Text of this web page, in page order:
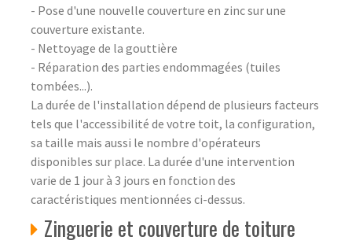
- Pose d'une nouvelle couverture en zinc sur une
couverture existante.
- Nettoyage de la gouttière
- Réparation des parties endommagées (tuiles
tombées...).
La durée de l'installation dépend de plusieurs facteurs
tels que l'accessibilité de votre toit, la configuration,
sa taille mais aussi le nombre d'opérateurs
disponibles sur place. La durée d'une intervention
varie de 1 jour à 3 jours en fonction des
caractéristiques mentionnées ci-dessus.
Zinguerie et couverture de toiture